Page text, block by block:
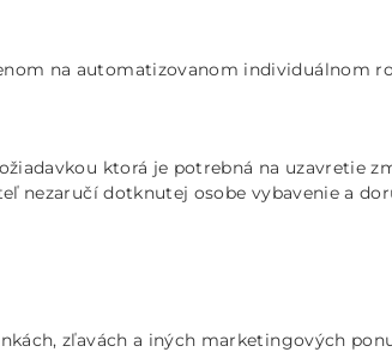
na automatizovanom individuálnom
ktorá je potrebná na uzavretie
nezaručí dotknutej osobe vybavenie a
zľavách a iných marketingových